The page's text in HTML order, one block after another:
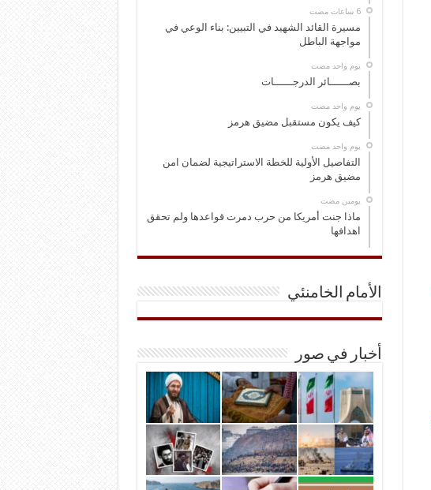
‏6 ساعات مضت
مسيرة القائد الشهيد في التبيين: بناء الوعي في
مواجهة الباطل
‏يوم واحد مضت
بصــــــائر الدرجــــــات
‏يوم واحد مضت
كيف يكون مستقبل مضيق هرمز
‏يوم واحد مضت
التفاصيل الأولية للخطة الاستراتيجية لضمان امن
مضيق هرمز
‏يومين مضت
ماذا جنت أمريكا من حرب دمرت قواعدها ولم تحقق
اهدافها
الأمام الخامنئي
أخبار في صور